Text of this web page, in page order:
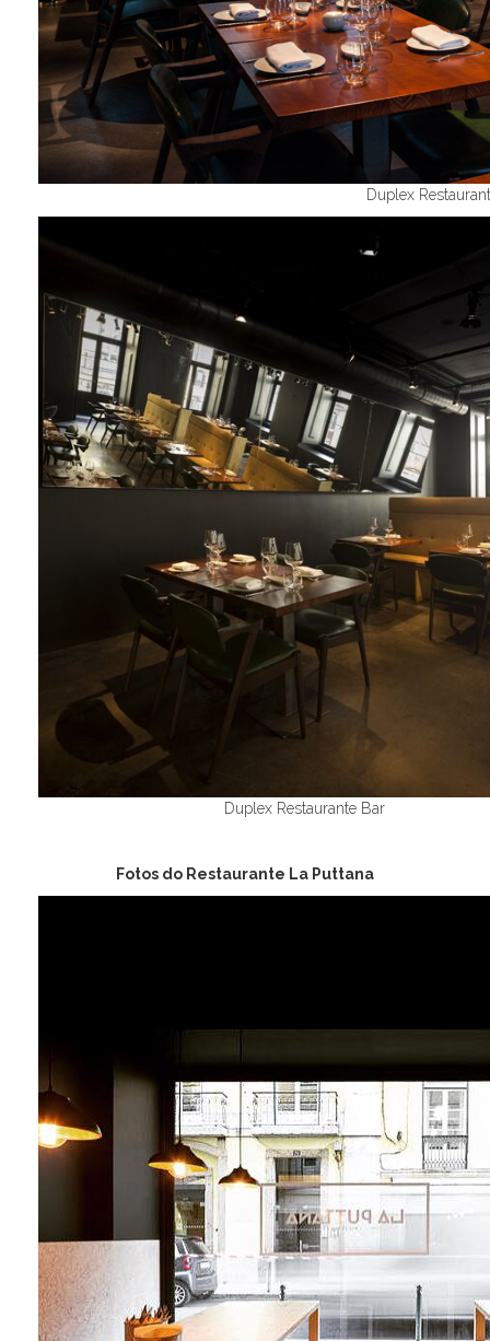
Duplex
Duplex Restaurante Bar
Fotos do Restaurante La Puttana